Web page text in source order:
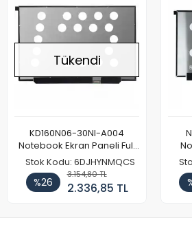
Tükendi
KD160N06-30NI-A004
Notebook Ekran Paneli Full
HD
Stok Kodu: 6DJHYNMQCS
%26
3.154,80 TL
2.336,85 TL